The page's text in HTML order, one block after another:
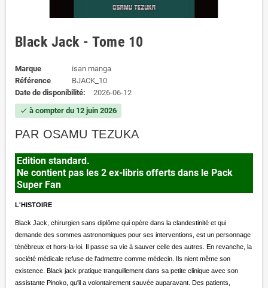
Black Jack - Tome 10
Marque
isan manga
Référence
BJACK_10
Date de disponibilité:
2026-06-12
check à compter du 12 juin 2026
PAR OSAMU TEZUKA
Edition standard.
Ne contient pas les 2 ex-libris offerts dans le Pack
Super Fan
L'HISTOIRE
Black Jack, chirurgien sans diplôme qui opère dans la clandestinité et qui
demande des sommes astronomiques pour ses interventions, est un personnage
ténébreux et hors-la-loi. Il passe sa vie à sauver celle des autres. En revanche, la
société médicale refuse de l'admettre comme médecin. Ils nient même son
existence. Black jack pratique tranquillement dans sa petite clinique avec son
assistante Pinoko, qu'il a volontairement sauvée auparavant. Des patients,